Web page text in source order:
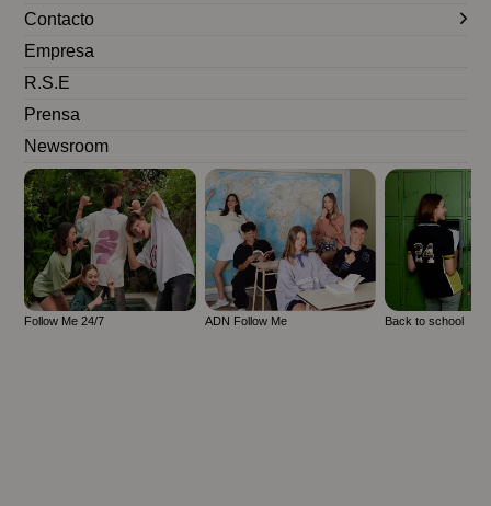
Contacto
Empresa
R.S.E
Prensa
Newsroom
Follow Me 24/7 ADN Follow Me Back to school